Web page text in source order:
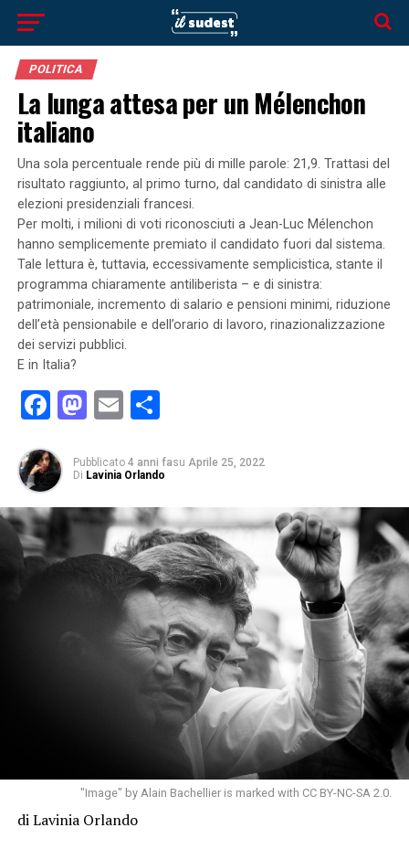
POLITICA
La lunga attesa per un Mélenchon
italiano
Una sola percentuale rende più di mille parole: 21,9. Trattasi del
risultato raggiunto, al primo turno, dal candidato di sinistra alle
elezioni presidenziali francesi.
Per molti, i milioni di voti riconosciuti a Jean-Luc Mélenchon
hanno semplicemente premiato il candidato fuori dal sistema.
Tale lettura è, tuttavia, eccessivamente semplicistica, stante il
programma chiaramente antiliberista – e di sinistra:
patrimoniale, incremento di salario e pensioni minimi, riduzione
dell’età pensionabile e dell’orario di lavoro, rinazionalizzazione
dei servizi pubblici.
E in Italia?
Facebook
Mastodon
EmailCondividi
Pubblicato 4 anni fasu Aprile 25, 2022
Di Lavinia Orlando
"Image" by Alain Bachellier is marked with CC BY-NC-SA 2.0.
di Lavinia Orlando